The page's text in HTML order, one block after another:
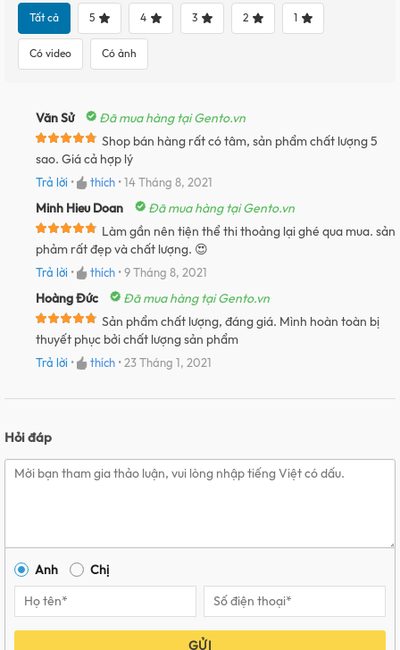
Tất cả 5 4 3 2 1
Có video Có ảnh
Văn Sử
Đã mua hàng tại Gento.vn
Shop bán hàng rất có tâm, sản phẩm chất lượng 5
sao. Giá cả hợp lý
Trả lời • thích •14 Tháng 8, 2021
Minh Hieu Doan
Đã mua hàng tại Gento.vn
Làm gần nên tiện thể thi thoảng lại ghé qua mua. sản
phảm rất đẹp và chất lượng. 😍
Trả lời • thích •9 Tháng 8, 2021
Hoàng Đức
Đã mua hàng tại Gento.vn
Sản phẩm chất lượng, đáng giá. Mình hoàn toàn bị
thuyết phục bởi chất lượng sản phẩm
Trả lời • thích •23 Tháng 1, 2021
Hỏi đáp
Anh Chị
GỬI